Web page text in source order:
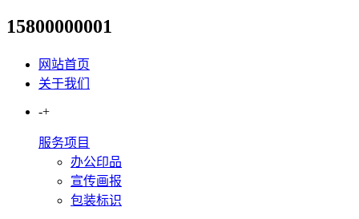
高级产品经理
15800000001
网站首页
关于我们
-+
服务项目
办公印品
宣传画报
包装标识